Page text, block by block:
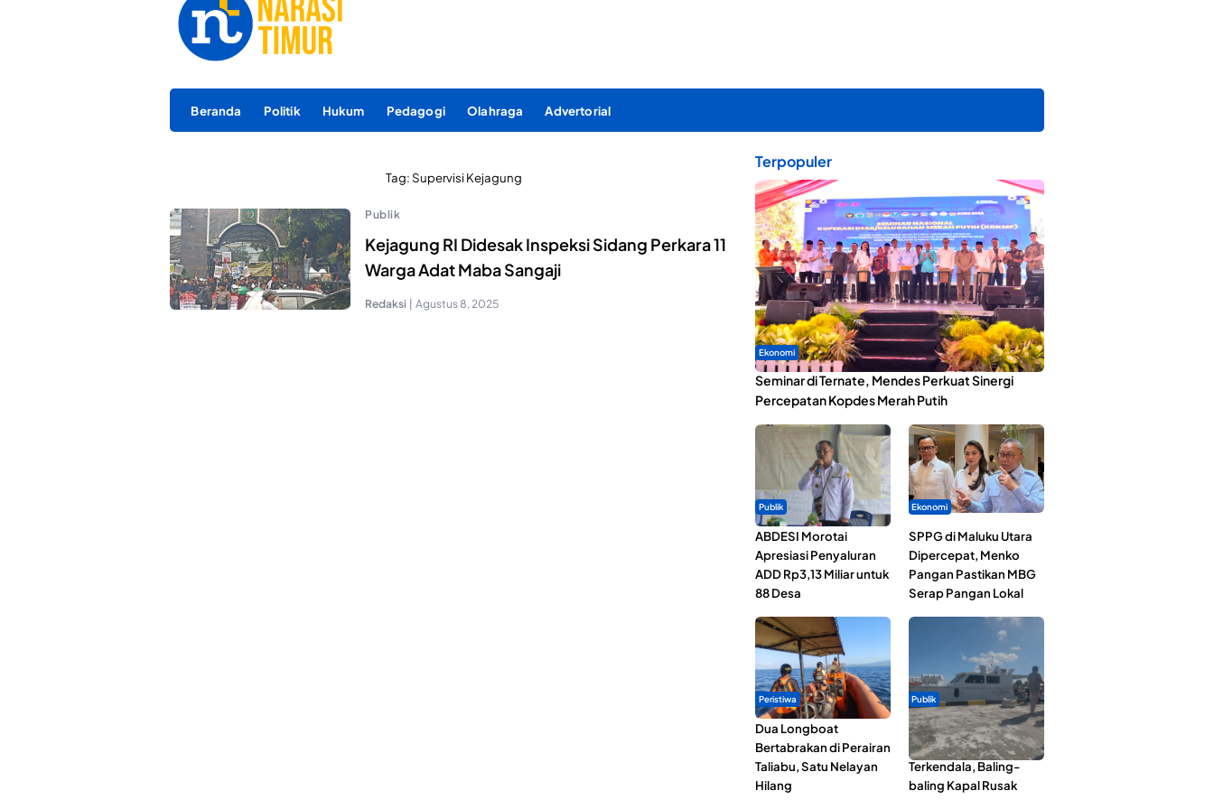
Beranda Politik Hukum Pedagogi Olahraga Advertorial
Tag:Supervisi Kejagung
Publik
Kejagung RI Didesak Inspeksi Sidang Perkara 11
Warga Adat Maba Sangaji
Redaksi | Agustus 8, 2025
Terpopuler
Ekonomi
Seminar di Ternate, Mendes Perkuat Sinergi
Percepatan Kopdes Merah Putih
Publik
ABDESI Morotai
Apresiasi Penyaluran
ADD Rp3,13 Miliar untuk
88 Desa
Ekonomi
SPPG di Maluku Utara
Dipercepat, Menko
Pangan Pastikan MBG
Serap Pangan Lokal
Peristiwa
Dua Longboat
Bertabrakan di Perairan
Taliabu, Satu Nelayan
Hilang
Publik
Pelayaran Perdana KM
Dodola Express
Terkendala, Baling-
baling Kapal Rusak